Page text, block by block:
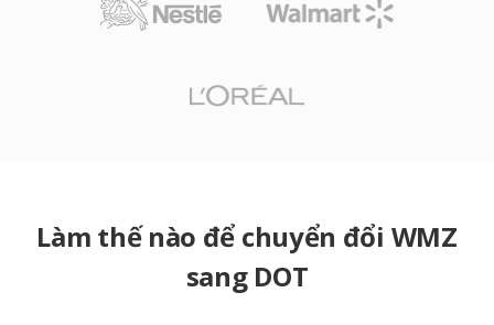
Làm thế nào để chuyển đổi WMZ
sang DOT